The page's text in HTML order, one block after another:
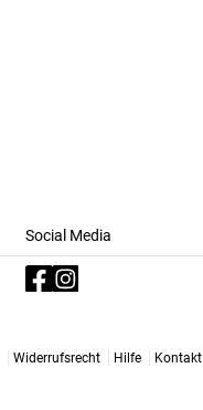
Social Media
Widerrufsrecht Hilfe
Kontakt